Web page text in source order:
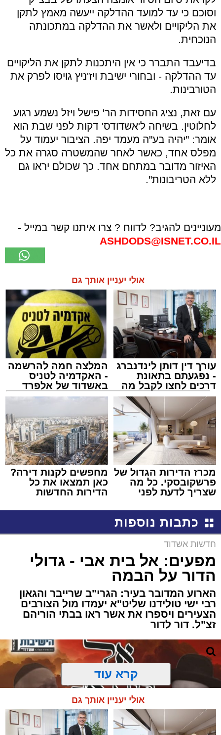
וסוכם כי עד למועד ההדלקה ייעשה מאמץ לתקן
את הליקויים ולאשר את ההדלקה במתכונתה
הנוכחית.
בדיעבד התברר כי אין היתכנות לתקן את הליקויים
עד ההדלקה - ובחורי ישיבת ויז'ניץ גויסו לפרק את
הטורבינות.
עם זאת, נציג החסידות הר' פישל ויזל נשמע רגוע
לחלוטין. בשיחה ל'אשדודס' דקות לפני שבת הוא
אומר: "יהיה בע"ה מעמד יפה. הציבור יעמוד על
מפלס אחד, כאשר לאחר שהמשטרה סגרה את כל
האיזור מדובר במתחם אחד. כך שכולם יראו גם
ללא הטריבונות".
מעוניינים להגיב? לדווח ? צרו איתנו קשר במייל -
ASHDODS@ISNET.CO.IL
אולי יעניין אותך גם
עורך דין דותן לינדנברג
- נפגעתם בתאונת
דרכים לחצו לקבל מה
שמגיע לכם
המלצה חמה להרשמה
- האקדמיה לטניס
באשדוד של אלפרד
קריאולנסקי - לילדים
מכרז הדירות הגדול של
פרשקובסקי. כל מה
שצריך לדעת לפני
באשדוד
מחפשים לקנות דירה?
כאן תמצאו את כל
הדירות החדשות
כתבות נוספות
חדשות אשדוד
מפעים: אל בית אבי - גדולי
הדור על הבמה
הארוע המדובר בעיר: הגרי"ב שרייבר והגאון
רבי ישי טולידנו שליט"א יעמדו מול הצורבים
הצעירים ויספרו את אשר ראו בבתי הוריהם
זצ"ל. דור לדור
קרא עוד
אולי יעניין אותך גם